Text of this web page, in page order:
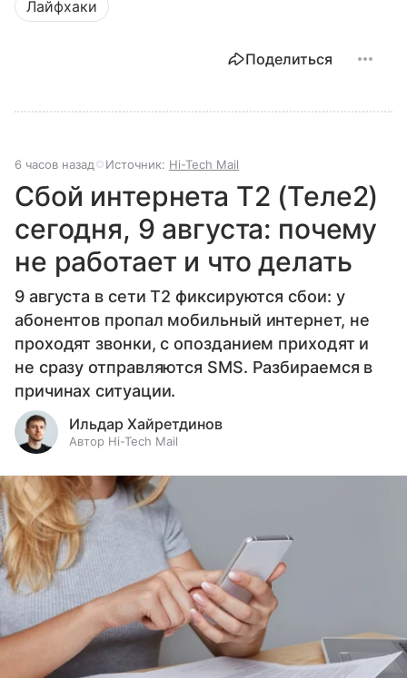
Лайфхаки
Поделиться
6 часов назад Источник: Hi-Tech Mail
Сбой интернета T2 (Теле2)
сегодня, 9 августа: почему
не работает и что делать
9 августа в сети T2 фиксируются сбои: у
абонентов пропал мобильный интернет, не
проходят звонки, с опозданием приходят и
не сразу отправляются SMS. Разбираемся в
причинах ситуации.
Ильдар Хайретдинов
Автор Hi-Tech Mail